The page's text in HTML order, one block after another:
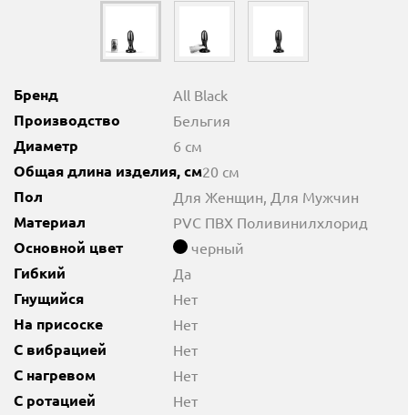
Бренд All Black
Производство Бельгия
Диаметр 6 см
Общая длина изделия, см20 см
Пол Для Женщин, Для Мужчин
Материал PVC ПВХ Поливинилхлорид
Основной цвет черный
Гибкий Да
Гнущийся Нет
На присоске Нет
С вибрацией Нет
С нагревом Нет
С ротацией Нет